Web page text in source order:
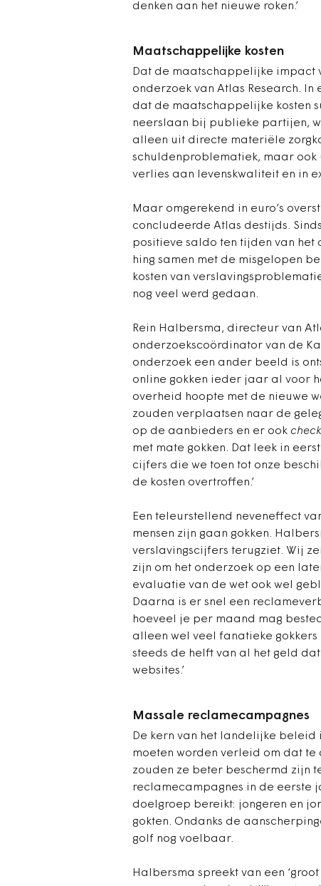
denken aan het nieuwe roken.’
Maatschappelijke kosten
Dat de maatschappelijke impact
onderzoek van Atlas Research.
dat de maatschappelijke kosten
neerslaan bij publieke partijen,
alleen uit directe materiële
schuldenproblematiek, maar
verlies aan levenskwaliteit en in
Maar omgerekend in euro’s
concludeerde Atlas destijds.
positieve saldo ten tijden van het
hing samen met de misgelopen
kosten van
nog veel werd gedaan.
Rein Halbersma, directeur van
onderzoekscoördinator van de
onderzoek een ander beeld is
online gokken ieder jaar al voor
overheid hoopte met de nieuwe
zouden verplaatsen naar de
op de aanbieders en er ook
met mate gokken. Dat leek in
cijfers die we toen tot onze
de kosten overtroffen.’
Een teleurstellend neveneffect
mensen zijn gaan gokken.
verslavingscijfers terugziet. Wij
zijn om het onderzoek op een
evaluatie van de wet ook wel
Daarna is er snel een
hoeveel je per maand mag
alleen wel veel fanatieke
steeds de helft van al het geld
websites.’
Massale reclamecampagnes
De kern van het landelijke beleid
moeten worden verleid om dat
zouden ze beter beschermd zijn
reclamecampagnes in de eerste
doelgroep bereikt: jongeren en
gokten. Ondanks de
golf nog voelbaar.
Halbersma spreekt van een